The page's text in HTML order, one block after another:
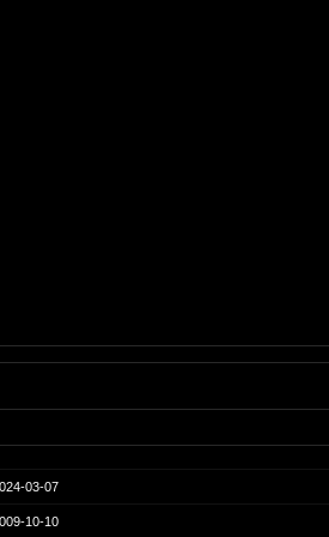
03-07
10-10